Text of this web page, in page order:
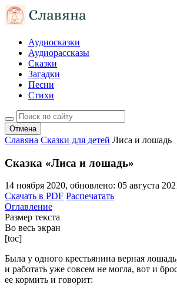
Аудиосказки
Аудиорассказы
Сказки
Загадки
Песни
Стихи
Отмена
Славяна Сказки для детей Лиса и лошадь
Сказка «Лиса и лошадь»
14 ноября 2020, обновлено: 05 августа
Скачать в PDF Распечатать
Оглавление
Размер текста
Во весь экран
[toc]
Была у одного крестьянина верная
и работать уже совсем не могла, вот и
ее кормить и говорит: